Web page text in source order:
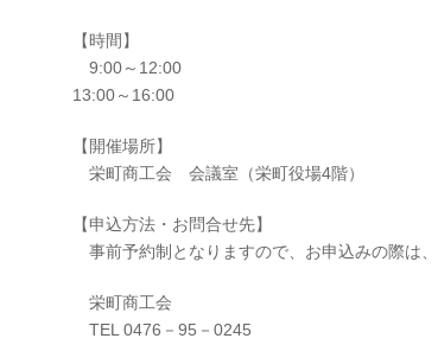
【時間】
9:00～12:00
13:00～16:00
【開催場所】
栄町商工会 会議室（栄町役場4階）
【申込方法・お問合せ先】
事前予約制となりますので、お申込みの際は
栄町商工会
TEL 0476－95－0245